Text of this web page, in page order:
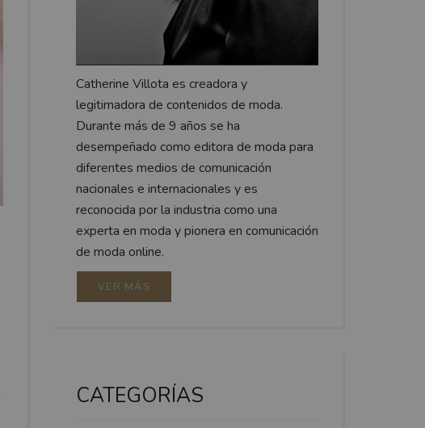
Catherine Villota es creadora y
legitimadora de contenidos de moda.
Durante más de 9 años se ha
desempeñado como editora de moda para
diferentes medios de comunicación
nacionales e internacionales y es
reconocida por la industria como una
experta en moda y pionera en comunicación
de moda online.
VER MÁS
CATEGORÍAS